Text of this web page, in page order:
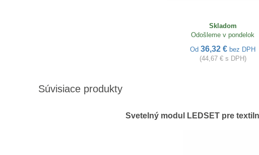
Skladom
Odošleme v pondelok
Od36,32 €bez DPH
(44,67 € s DPH)
Súvisiace produkty
Svetelný modul LEDSET pre